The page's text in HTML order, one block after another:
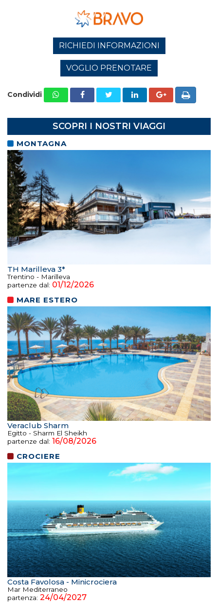
RICHIEDI INFORMAZIONI
VOGLIO PRENOTARE
Condividi
SCOPRI I NOSTRI VIAGGI
MONTAGNA
TH Marilleva 3*
Trentino - Marilleva
partenze dal: 01/12/2026
MARE ESTERO
Veraclub Sharm
Egitto - Sharm El Sheikh
partenze dal: 16/08/2026
CROCIERE
Costa Favolosa - Minicrociera
Mar Mediterraneo
partenza: 24/04/2027